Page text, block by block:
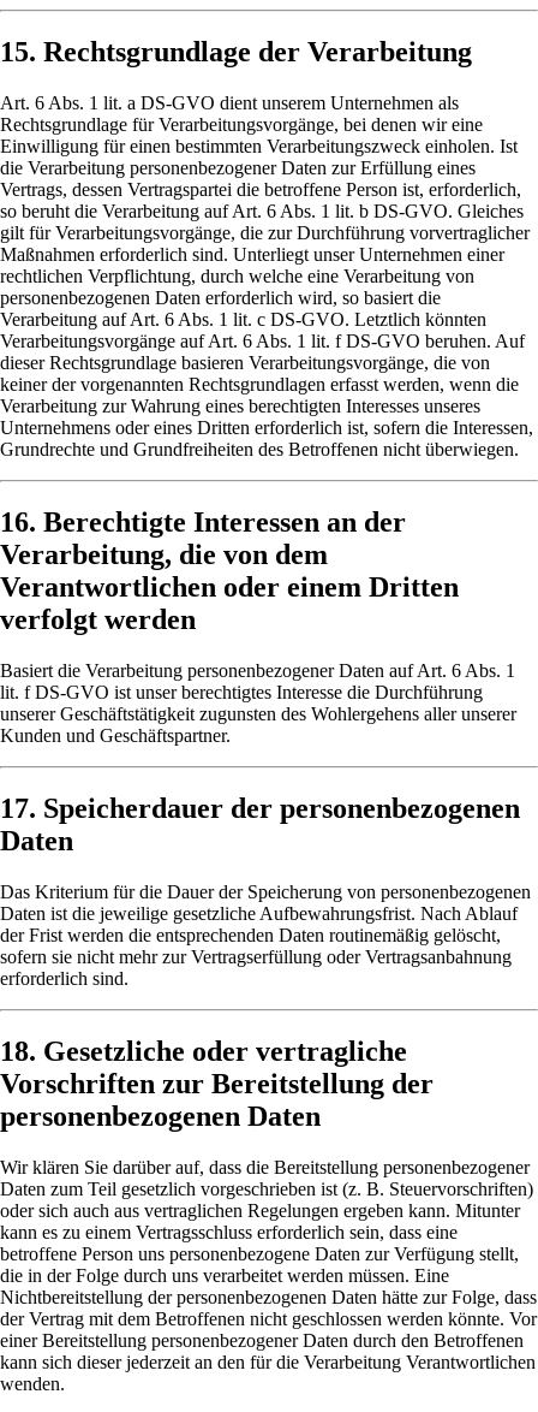
15. Rechtsgrundlage der Verarbeitung
Art. 6 Abs. 1 lit. a DS-GVO dient unserem Unternehmen als
Rechtsgrundlage für Verarbeitungsvorgänge, bei denen wir eine
Einwilligung für einen bestimmten Verarbeitungszweck einholen. Ist
die Verarbeitung personenbezogener Daten zur Erfüllung eines
Vertrags, dessen Vertragspartei die betroffene Person ist, erforderlich,
so beruht die Verarbeitung auf Art. 6 Abs. 1 lit. b DS-GVO. Gleiches
gilt für Verarbeitungsvorgänge, die zur Durchführung vorvertraglicher
Maßnahmen erforderlich sind. Unterliegt unser Unternehmen einer
rechtlichen Verpflichtung, durch welche eine Verarbeitung von
personenbezogenen Daten erforderlich wird, so basiert die
Verarbeitung auf Art. 6 Abs. 1 lit. c DS-GVO. Letztlich könnten
Verarbeitungsvorgänge auf Art. 6 Abs. 1 lit. f DS-GVO beruhen. Auf
dieser Rechtsgrundlage basieren Verarbeitungsvorgänge, die von
keiner der vorgenannten Rechtsgrundlagen erfasst werden, wenn die
Verarbeitung zur Wahrung eines berechtigten Interesses unseres
Unternehmens oder eines Dritten erforderlich ist, sofern die Interessen,
Grundrechte und Grundfreiheiten des Betroffenen nicht überwiegen.
16. Berechtigte Interessen an der
Verarbeitung, die von dem
Verantwortlichen oder einem Dritten
verfolgt werden
Basiert die Verarbeitung personenbezogener Daten auf Art. 6 Abs. 1
lit. f DS-GVO ist unser berechtigtes Interesse die Durchführung
unserer Geschäftstätigkeit zugunsten des Wohlergehens aller unserer
Kunden und Geschäftspartner.
17. Speicherdauer der personenbezogenen
Daten
Das Kriterium für die Dauer der Speicherung von personenbezogenen
Daten ist die jeweilige gesetzliche Aufbewahrungsfrist. Nach Ablauf
der Frist werden die entsprechenden Daten routinemäßig gelöscht,
sofern sie nicht mehr zur Vertragserfüllung oder Vertragsanbahnung
erforderlich sind.
18. Gesetzliche oder vertragliche
Vorschriften zur Bereitstellung der
personenbezogenen Daten
Wir klären Sie darüber auf, dass die Bereitstellung personenbezogener
Daten zum Teil gesetzlich vorgeschrieben ist (z. B. Steuervorschriften)
oder sich auch aus vertraglichen Regelungen ergeben kann. Mitunter
kann es zu einem Vertragsschluss erforderlich sein, dass eine
betroffene Person uns personenbezogene Daten zur Verfügung stellt,
die in der Folge durch uns verarbeitet werden müssen. Eine
Nichtbereitstellung der personenbezogenen Daten hätte zur Folge, dass
der Vertrag mit dem Betroffenen nicht geschlossen werden könnte. Vor
einer Bereitstellung personenbezogener Daten durch den Betroffenen
kann sich dieser jederzeit an den für die Verarbeitung Verantwortlichen
wenden.